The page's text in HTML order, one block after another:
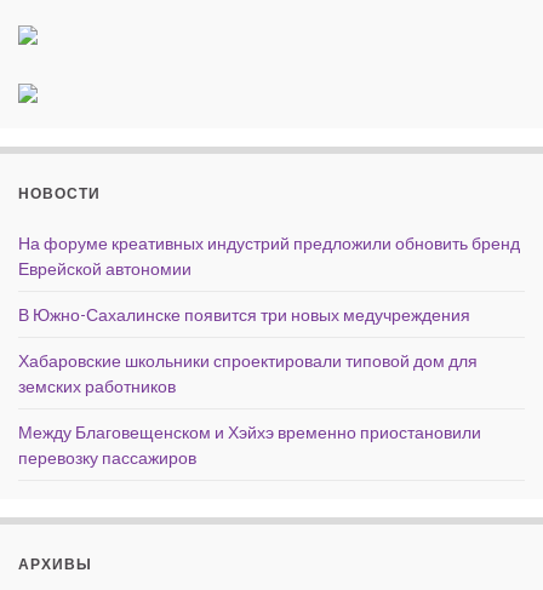
НОВОСТИ
На форуме креативных индустрий предложили обновить бренд
Еврейской автономии
В Южно-Сахалинске появится три новых медучреждения
Хабаровские школьники спроектировали типовой дом для
земских работников
Между Благовещенском и Хэйхэ временно приостановили
перевозку пассажиров
АРХИВЫ